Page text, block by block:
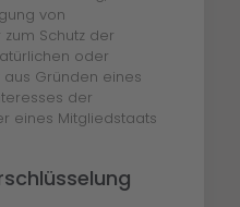
von
Schutz der
oder
Gründen eines
der
eines Mitgliedstaats